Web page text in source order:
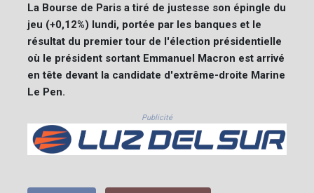
La Bourse de Paris a tiré de justesse son épingle du
jeu (+0,12%) lundi, portée par les banques et le
résultat du premier tour de l'élection présidentielle
où le président sortant Emmanuel Macron est arrivé
en tête devant la candidate d'extrême-droite Marine
Le Pen.
Publicité